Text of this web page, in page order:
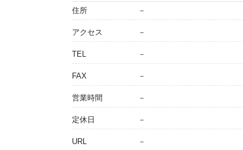
住所 －
アクセス －
TEL －
FAX －
営業時間 －
定休日 －
URL －